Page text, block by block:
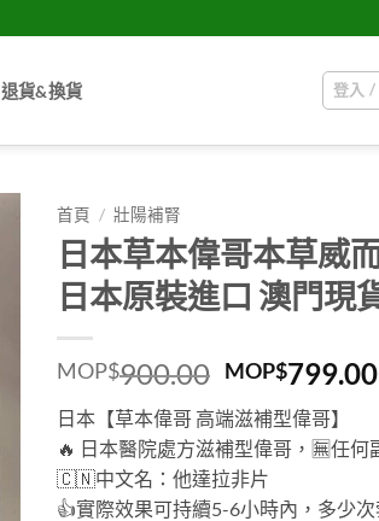
退貨&換貨 登入 /
首頁 / 壯陽補腎
日本草本偉哥本草威
日本原裝進口 澳門現
MOP$900.00 Original
price
was:
MOP$799.00
日本【草本偉哥 高端滋補型偉哥】
🔥 日本醫院處方滋補型偉哥， 🈚任何
🇨🇳中文名：他達拉非片
👍實際效果可持續5-6小時內，多少